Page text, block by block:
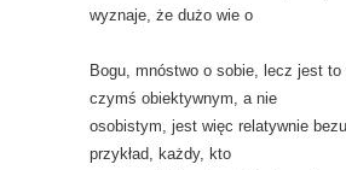
wyznaje, że dużo wie o
Bogu, mnóstwo o sobie, lecz jest
czymś obiektywnym, a nie
osobistym, jest więc relatywnie
przykład, każdy, kto